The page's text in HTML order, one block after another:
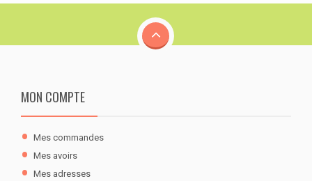
MON COMPTE
Mes commandes
Mes avoirs
Mes adresses